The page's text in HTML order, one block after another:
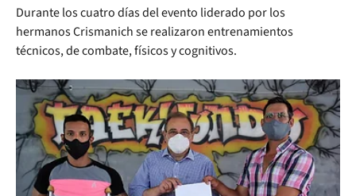
Durante los cuatro días del evento liderado por los
hermanos Crismanich se realizaron entrenamientos
técnicos, de combate, físicos y cognitivos.